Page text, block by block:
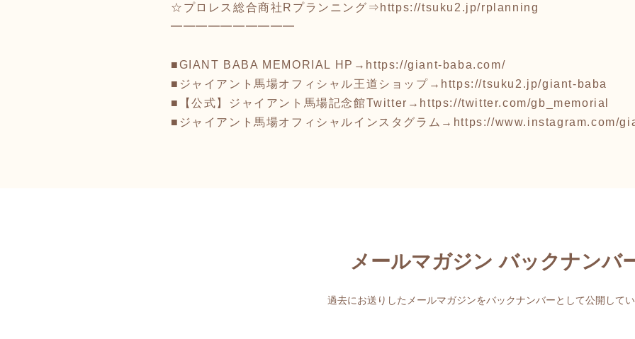
☆プロレス総合商社Rプランニング⇒ https://tsuku2.jp/rplanning
━━━━━━━━━━
■GIANT BABA MEMORIAL HP→ https://giant-baba.com/
■ジャイアント馬場オフィシャル王道ショップ→ https://tsuku2.jp/giant-baba
■【公式】ジャイアント馬場記念館Twitter→ https://twitter.com/gb_memorial
■ジャイアント馬場オフィシャルインスタグラム→ https://www.instagram.com/
メールマガジン バックナンバ
過去にお送りしたメールマガジンをバックナンバーとして公開して